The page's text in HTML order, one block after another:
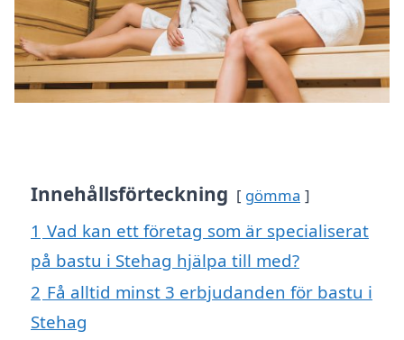
Innehållsförteckning gömma
1 Vad kan ett företag som är specialiserat
på bastu i Stehag hjälpa till med?
2 Få alltid minst 3 erbjudanden för bastu i
Stehag